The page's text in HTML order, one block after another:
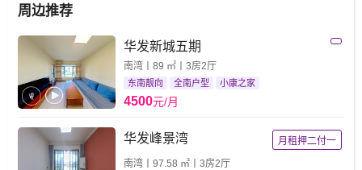
周边推荐
华发新城五期
南湾丨89 ㎡丨3房2厅
东南靓向 全南户型 小康之家
4500元/月
华发峰景湾
月租押二付一
南湾丨97.58 ㎡丨3房2厅